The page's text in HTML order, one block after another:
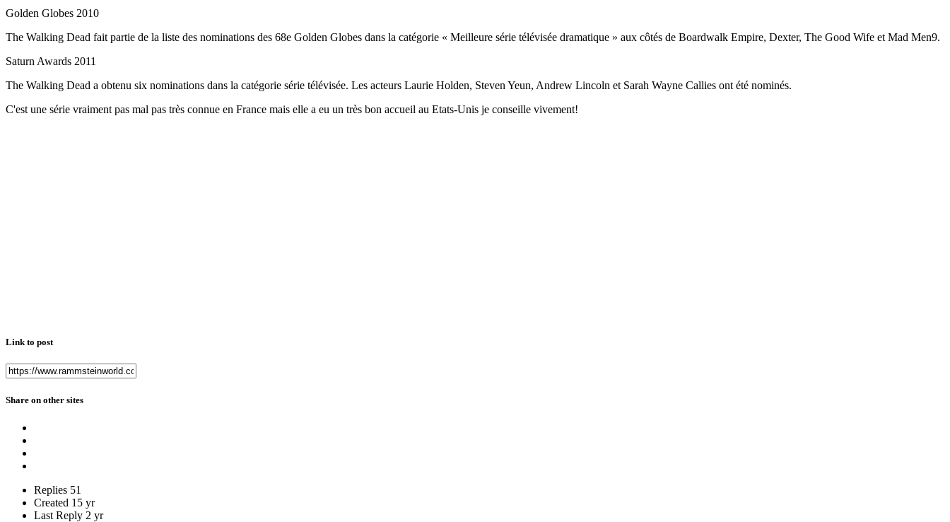
Golden Globes 2010
The Walking Dead fait partie de la liste des nominations des 68e Golden Globes dans la catégorie « Meilleure série télévisée dramatique » aux côtés de Boardwalk Empire, Dexter, The Good Wife et Mad Men9.
Saturn Awards 2011
The Walking Dead a obtenu six nominations dans la catégorie série télévisée. Les acteurs Laurie Holden, Steven Yeun, Andrew Lincoln et Sarah Wayne Callies ont été nominés.
C'est une série vraiment pas mal pas très connue en France mais elle a eu un très bon accueil au Etats-Unis je conseille vivement!
Link to post
Share on other sites
Replies 51
Created 15 yr
Last Reply 2 yr